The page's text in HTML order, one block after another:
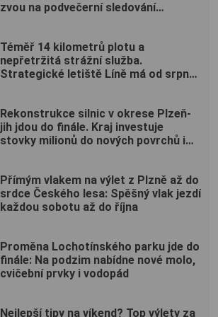
zvou na podvečerní sledování
Téměř 14 kilometrů plotu a
nepřetržitá strážní služba.
Strategické letiště Líně má od srpna
Rekonstrukce silnic v okrese Plzeň-
jih jdou do finále. Kraj investuje
stovky milionů do nových povrchů i
Přímým vlakem na výlet z Plzně až do
srdce Českého lesa: Spěšný vlak jezdí
každou sobotu až do října
Proměna Lochotínského parku jde do
finále: Na podzim nabídne nové molo,
cvičební prvky i vodopád
Nejlepší tipy na víkend? Top výlety za